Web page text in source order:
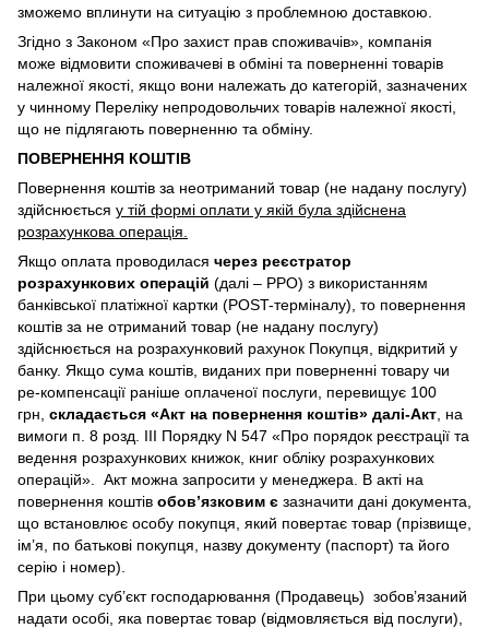
зможемо вплинути на ситуацію з проблемною доставкою.
Згідно з Законом «Про захист прав споживачів», компанія
може відмовити споживачеві в обміні та поверненні товарів
належної якості, якщо вони належать до категорій, зазначених
у чинному Переліку непродовольчих товарів належної якості,
що не підлягають поверненню та обміну.
ПОВЕРНЕННЯ КОШТІВ
Повернення коштів за неотриманий товар (не надану послугу)
здійснюється у тій формі оплати у якій була здійснена
розрахункова операція.
Якщо оплата проводилася через реєстратор
розрахункових операцій (далі – РРО) з використанням
банківської платіжної картки (POST-терміналу), то повернення
коштів за не отриманий товар (не надану послугу)
здійснюється на розрахунковий рахунок Покупця, відкритий у
банку. Якщо сума коштів, виданих при поверненні товару чи
ре-компенсації раніше оплаченої послуги, перевищує 100
грн, складається «Акт на повернення коштів» далі-Акт , на
вимоги п. 8 розд. III Порядку N 547 «Про порядок реєстрації та
ведення розрахункових книжок, книг обліку розрахункових
операцій». Акт можна запросити у менеджера. В акті на
повернення коштів обов’язковим є зазначити дані документа,
що встановлює особу покупця, який повертає товар (прізвище,
ім’я, по батькові покупця, назву документу (паспорт) та його
серію і номер).
При цьому суб’єкт господарювання (Продавець) зобов’язаний
надати особі, яка повертає товар (відмовляється від послуги),